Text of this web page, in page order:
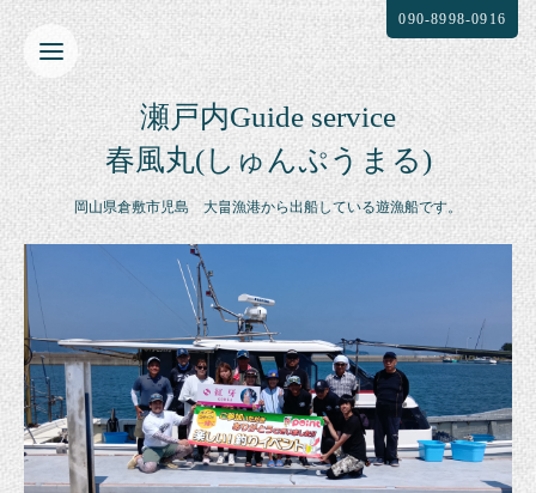
瀬戸内Guide service
春風丸(しゅんぷうまる)
岡山県倉敷市児島 大畠漁港から出船している遊漁船です。
090-8998-0916